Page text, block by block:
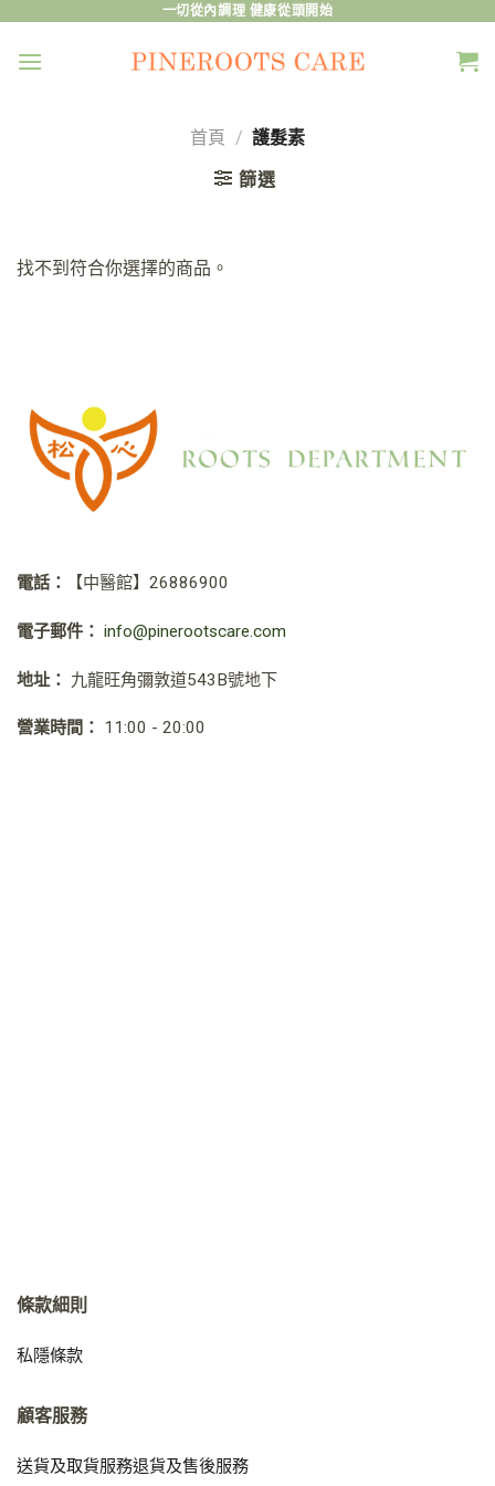
content
一切從內調理 健康從頭開始
首頁 / 護髮素
篩選
找不到符合你選擇的商品。
電話： 【中醫館】 26886900
電子郵件： info@pinerootscare.com
地址： 九龍旺角彌敦道543B號地下
營業時間： 11:00 - 20:00
條款細則
私隱條款
顧客服務
送貨及取貨服務退貨及售後服務